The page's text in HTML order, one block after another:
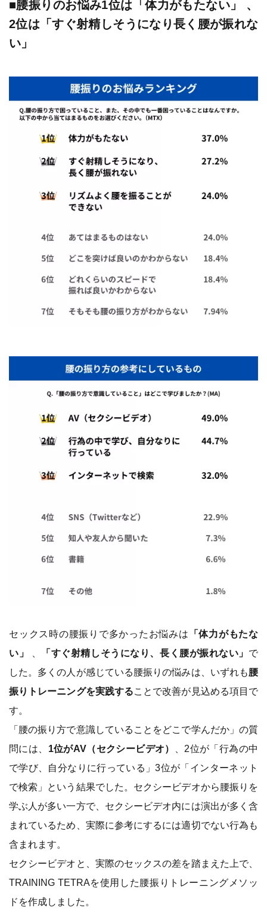
■腰振りのお悩み1位は「体力がもたない」 、
2位は「すぐ射精しそうになり長く腰が振れな
い」
セックス時の腰振りで多かったお悩みは 「体力がもたな
い」
「すぐ射精しそうになり、長く腰が振れない」 で
した。多くの人が感じている腰振りの悩みは、いずれも腰
振りトレーニングを実践する ことで改善が見込める項目で
す。
「腰の振り方で意識していることをどこで学んだか」の質
問には、 1位がAV（セクシービデオ）
、2位が「行為の中
で学び、自分なりに行っている」3位が「インターネット
で検索」という結果でした。セクシービデオから腰振りを
学ぶ人が多い一方で、セクシービデオ内には演出が多く含
まれているため、実際に参考にするには適切でない行為も
含まれます。
セクシービデオと、実際のセックスの差を踏まえた上で、
TRAINING TETRAを使用した腰振りトレーニングメソッ
ドを作成しました。